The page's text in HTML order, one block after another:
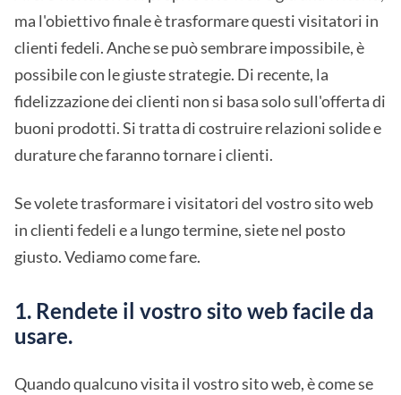
ma l'obiettivo finale è trasformare questi visitatori in
clienti fedeli. Anche se può sembrare impossibile, è
possibile con le giuste strategie. Di recente, la
fidelizzazione dei clienti non si basa solo sull'offerta di
buoni prodotti. Si tratta di costruire relazioni solide e
durature che faranno tornare i clienti.
Se volete trasformare i visitatori del vostro sito web
in clienti fedeli e a lungo termine, siete nel posto
giusto. Vediamo come fare.
1. Rendete il vostro sito web facile da
usare.
Quando qualcuno visita il vostro sito web, è come se